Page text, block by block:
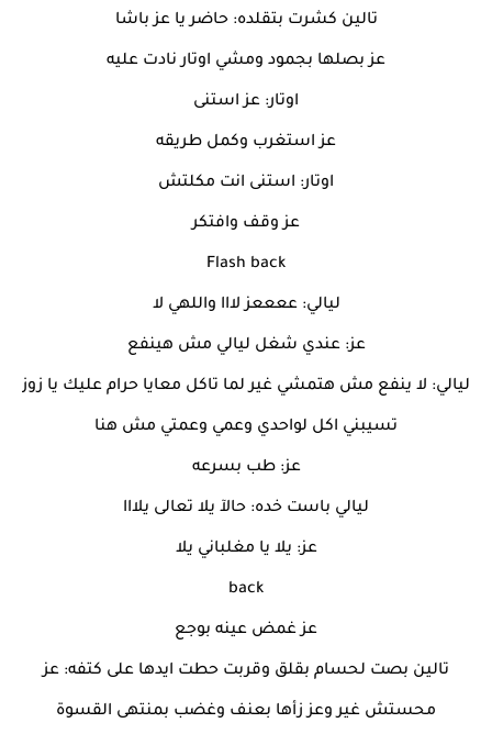
تالين كشرت بتقلده: حاضر يا عز باشا
عز بصلها بجمود ومشي اوتار نادت عليه
اوتار: عز استنى
عز استغرب وكمل طريقه
اوتار: استنى انت مكلتش
عز وقف وافتكر
Flash back
ليالي: ععععز لااا واللهي لا
عز: عندي شغل ليالي مش هينفع
ليالي: لا ينفع مش هتمشي غير لما تاكل معايا حرام عليك يا زوز
تسيبني اكل لواحدي وعمي وعمتي مش هنا
عز: طب بسرعه
ليالي باست خده: حالآ يلا تعالى يلااا
عز: يلا يا مغلباني يلا
back
عز غمض عينه بوجع
تالين بصت لحسام بقلق وقربت حطت ايدها على كتفه: عز
محستش غير وعز زأها بعنف وغضب بمنتهى القسوة